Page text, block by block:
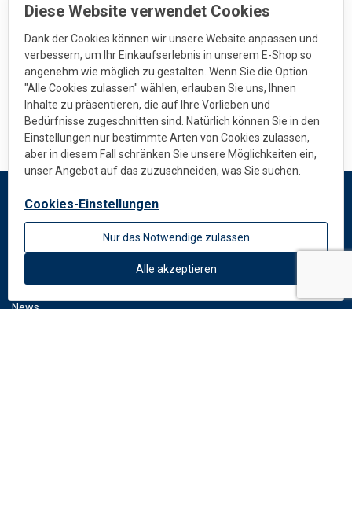
Diese Website verwendet Cookies
Dank der Cookies können wir unsere Website anpassen und
verbessern, um Ihr Einkaufserlebnis in unserem E-Shop so
angenehm wie möglich zu gestalten. Wenn Sie die Option
"Alle Cookies zulassen" wählen, erlauben Sie uns, Ihnen
Inhalte zu präsentieren, die auf Ihre Vorlieben und
Bedürfnisse zugeschnitten sind. Natürlich können Sie in den
Einstellungen nur bestimmte Arten von Cookies zulassen,
aber in diesem Fall schränken Sie unsere Möglichkeiten ein,
unser Angebot auf das zuzuschneiden, was Sie suchen.
Alle akzeptieren
Nur das Notwendige zulassen
Cookies-Einstellungen
DEKMETAL
Standardfarben
News